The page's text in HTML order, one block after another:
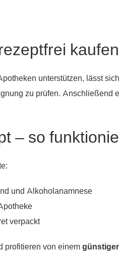
unterstützen, lässt
zu prüfen. Anschließend
– so
und Alkoholanamnese
verpackt
profitieren von einem